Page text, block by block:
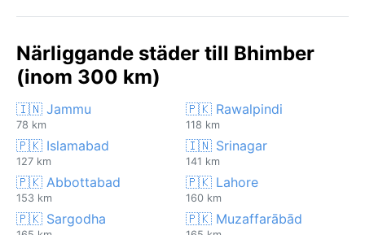
Närliggande städer till Bhimber
(inom 300 km)
🇮🇳 Jammu
78 km
🇵🇰 Rawalpindi
118 km
🇵🇰 Islamabad
127 km
🇮🇳 Srinagar
141 km
🇵🇰 Abbottabad
153 km
🇵🇰 Lahore
160 km
🇵🇰 Sargodha 🇵🇰 Muzaffarābād